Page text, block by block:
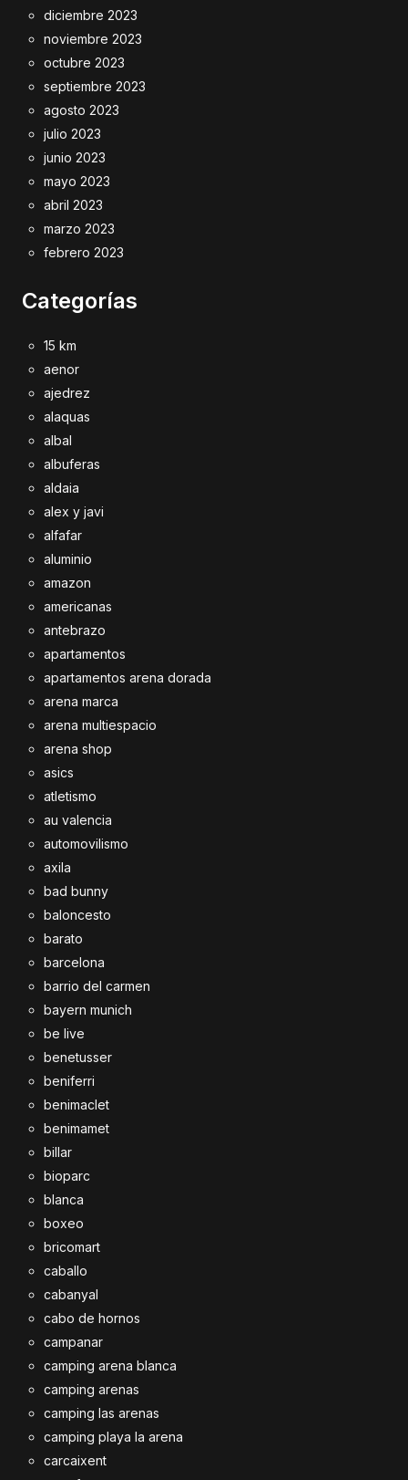
diciembre 2023
noviembre 2023
octubre 2023
septiembre 2023
agosto 2023
julio 2023
junio 2023
mayo 2023
abril 2023
marzo 2023
febrero 2023
Categorías
15 km
aenor
ajedrez
alaquas
albal
albuferas
aldaia
alex y javi
alfafar
aluminio
amazon
americanas
antebrazo
apartamentos
apartamentos arena dorada
arena marca
arena multiespacio
arena shop
asics
atletismo
au valencia
automovilismo
axila
bad bunny
baloncesto
barato
barcelona
barrio del carmen
bayern munich
be live
benetusser
beniferri
benimaclet
benimamet
billar
bioparc
blanca
boxeo
bricomart
caballo
cabanyal
cabo de hornos
campanar
camping arena blanca
camping arenas
camping las arenas
camping playa la arena
carcaixent